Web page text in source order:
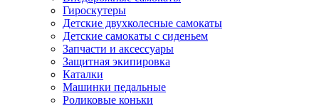
Гироскутеры
Детские двухколесные самокаты
Детские самокаты с сиденьем
Запчасти и аксессуары
Защитная экипировка
Каталки
Машинки педальные
Роликовые коньки